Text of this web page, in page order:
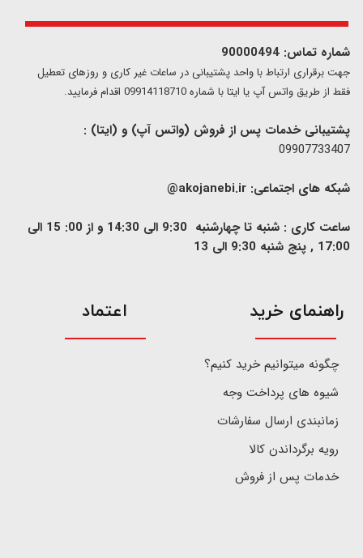
شماره تماس: 90000494
​​جهت برقراری ارتباط با واحد پشتیبانی در ساعات غیر کاری و روزهای تعطیل
فقط از طریق واتس آپ یا ایتا با شماره 09914118710 اقدام فرمایید.
پشتیبانی خدمات پس از فروش (واتس آپ) و (ایتا) :
09907733407
شبکه های اجتماعی: akojanebi.ir@
ساعت کاری : شنبه تا چهارشنبه 9:30 الی 14:30 و از 00: 15 الی
17:00 , پنج شنبه 9:30 الی 13
​راهنمای خرید
چگونه میتوانیم خرید کنیم؟
شیوه های پرداخت وجه
زمانبندی ارسال سفارشات
رویه برگرداندن کالا
خدمات پس از فروش
اعتماد